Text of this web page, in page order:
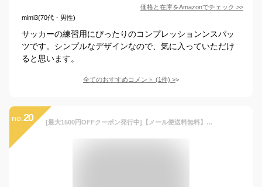
価格と在庫をAmazonでチェック >>
mimi3(70代・男性)
サッカーの練習用にぴったりのコンプレッションンスパッ
ツです。シンプルなデザインなので、気に入っていただけ
ると思います。
全てのおすすめコメント (1件) >
no. 20 [最大1500円OFFクーポン発行中]【メール便送料無料】★チーム対応★【UMBRO アンブロ】【ウェア】サッカー ジュニア タイツ インナーロングスパッツ 冬用 防寒 吸汗 消臭 抗菌 防臭 UAA9310JP クリスマス プレゼント